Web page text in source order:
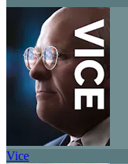
Vice